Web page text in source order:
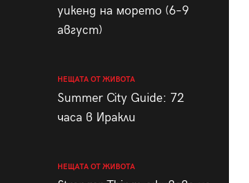
уикенд на морето (6–9
август)
НЕЩАТА ОТ ЖИВОТА
Summer City Guide: 72
часа в Иракли
НЕЩАТА ОТ ЖИВОТА